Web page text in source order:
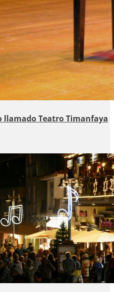
llamado Teatro Timanfaya